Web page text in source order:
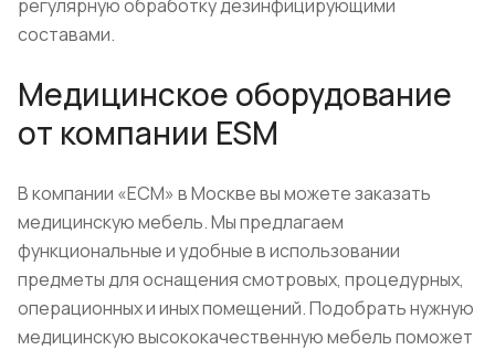
регулярную обработку дезинфицирующими
составами.
Медицинское оборудование
от компании ESM
В компании «ЕСМ» в Москве вы можете заказать
медицинскую мебель. Мы предлагаем
функциональные и удобные в использовании
предметы для оснащения смотровых, процедурных,
операционных и иных помещений. Подобрать нужную
медицинскую высококачественную мебель поможет